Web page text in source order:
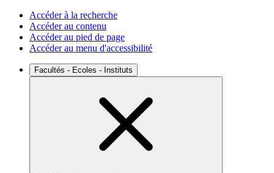
Accéder à la recherche
Accéder au contenu
Accéder au pied de page
Accéder au menu d'accessibilité
Facultés - Ecoles - Instituts